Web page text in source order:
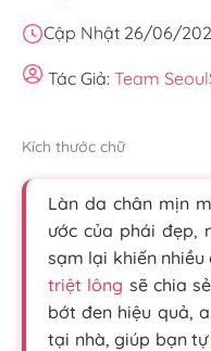
Cập Nhật 26/06/
Tác Giả: Team
Kích thước chữ
Làn da chân mịn
ước của phái đẹp,
sạm lại khiến
triệt lông sẽ chia
bớt đen hiệu quả,
tại nhà, giúp bạn